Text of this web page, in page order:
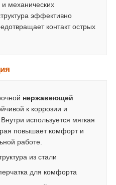
и механических
эффективно
контакт острых
нержавеющей
к коррозии и
используется мягкая
повышает комфорт и
работе.
из стали
для комфорта